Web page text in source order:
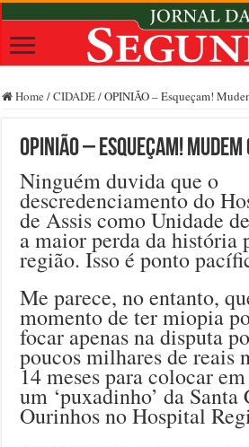
Home /CIDADE/OPINIÃO – Esqueçam!
OPINIÃO – Esqueçam!
Ninguém duvida que o
descredenciamento do
de Assis como Unidade
a maior perda da história
região. Isso é ponto
Me parece, no entanto,
momento de ter miopia
focar apenas na disputa
poucos milhares de reais
14 meses para colocar
um ‘puxadinho’ da Santa
Ourinhos no Hospital